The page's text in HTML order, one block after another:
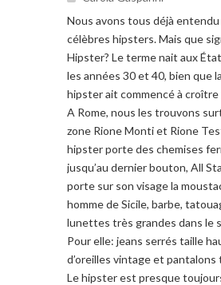
Nous avons tous déjà entendu
célèbres hipsters. Mais que
Hipster? Le terme nait aux
les années 30 et 40, bien que
hipster ait commencé à
A Rome, nous les trouvons
zone Rione Monti et Rione
hipster porte des chemises
jusqu’au dernier bouton, All
porte sur son visage la
homme de Sicile, barbe,
lunettes très grandes dans le
Pour elle: jeans serrés taille
d’oreilles vintage et
Le hipster est presque